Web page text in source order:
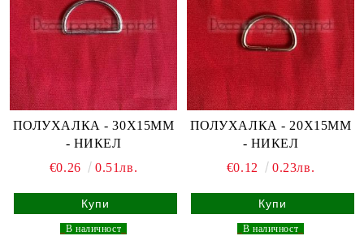
ПОЛУХАЛКА - 30Х15ММ
- НИКЕЛ
€0.26
0.51лв.
В наличност
ПОЛУХАЛКА - 20Х15ММ
- НИКЕЛ
€0.12
0.23лв.
В наличност